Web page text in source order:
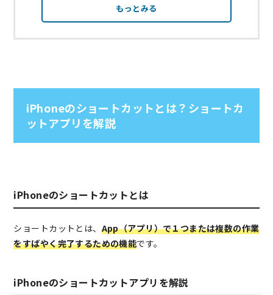
もっとみる
iPhoneのショートカットとは？ショートカ
ットアプリを解説
iPhoneのショートカットとは
ショートカットとは、 App（アプリ）で１つまたは複数の作業
をすばやく完了するための機能です。
iPhoneのショートカットアプリを解説